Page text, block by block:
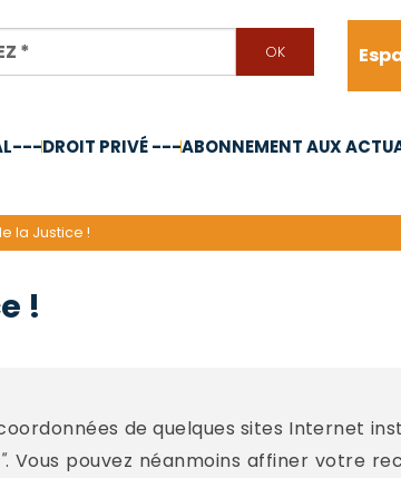
DROIT PRIVÉ ---ABONNEMENT AUX
la Justice !
!
de quelques sites Internet
. Vous pouvez néanmoins affiner votre